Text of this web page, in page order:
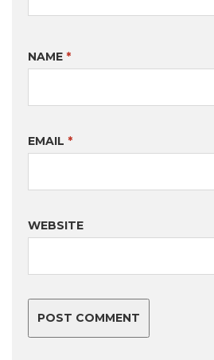
NAME *
EMAIL *
WEBSITE